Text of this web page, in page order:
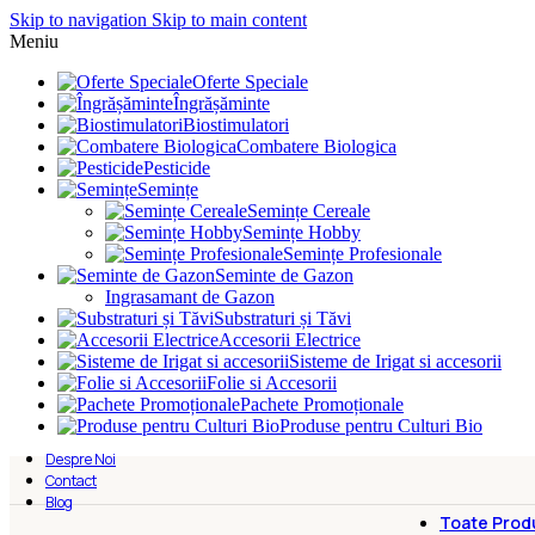
Skip to navigation Skip to main content
Meniu
Oferte Speciale
Îngrășăminte
Biostimulatori
Combatere Biologica
Pesticide
Semințe
Semințe Cereale
Semințe Hobby
Semințe Profesionale
Seminte de Gazon
Ingrasamant de Gazon
Substraturi și Tăvi
Accesorii Electrice
Sisteme de Irigat si accesorii
Folie si Accesorii
Pachete Promoționale
Produse pentru Culturi Bio
Despre Noi
Contact
Blog
Toate